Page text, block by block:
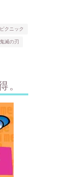
クニック
鬼滅の刃
。